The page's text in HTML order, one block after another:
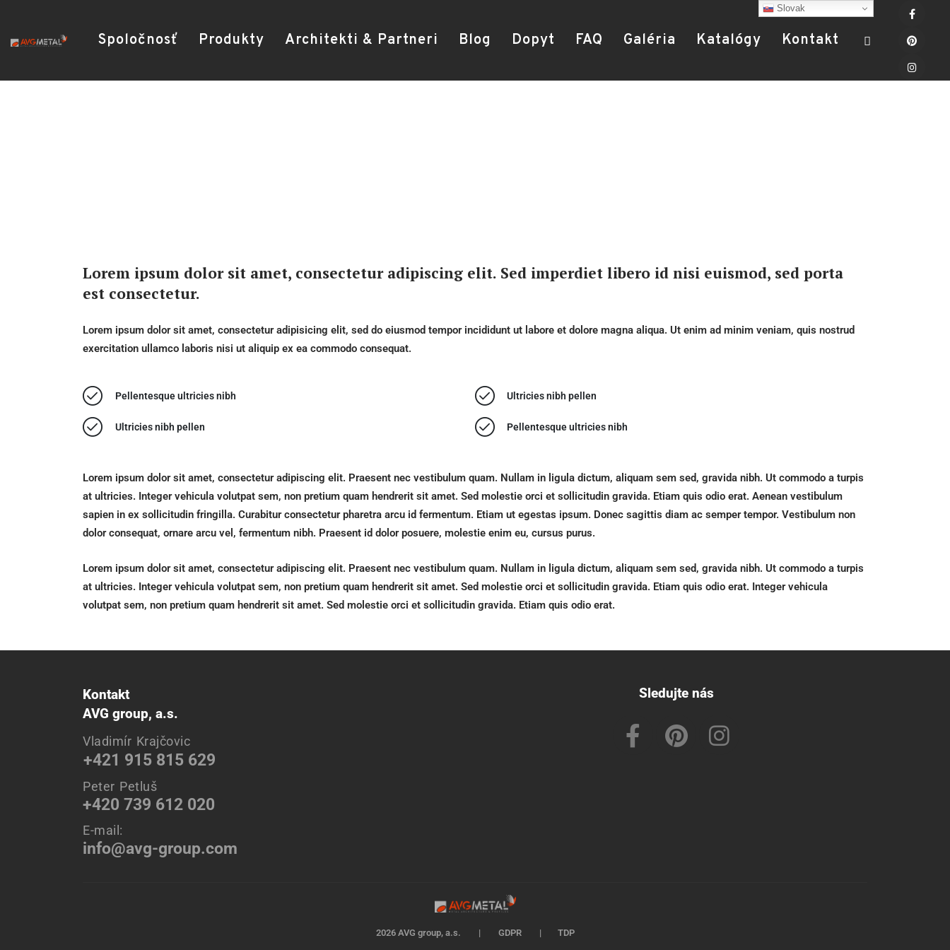
Spoločnosť Produkty Architekti & Partneri Blog Dopyt FAQ Galéria Katalógy Kontakt
Lorem ipsum dolor sit amet, consectetur adipiscing elit. Sed imperdiet libero id nisi euismod, sed porta
est consectetur.
Lorem ipsum dolor sit amet, consectetur adipisicing elit, sed do eiusmod tempor incididunt ut labore et dolore magna aliqua. Ut enim ad minim veniam, quis nostrud
exercitation ullamco laboris nisi ut aliquip ex ea commodo consequat.
Pellentesque ultricies nibh
Ultricies nibh pellen
Ultricies nibh pellen
Pellentesque ultricies nibh
Lorem ipsum dolor sit amet, consectetur adipiscing elit. Praesent nec vestibulum quam. Nullam in ligula dictum, aliquam sem sed, gravida nibh. Ut commodo a turpis
at ultricies. Integer vehicula volutpat sem, non pretium quam hendrerit sit amet. Sed molestie orci et sollicitudin gravida. Etiam quis odio erat. Aenean vestibulum
sapien in ex sollicitudin fringilla. Curabitur consectetur pharetra arcu id fermentum. Etiam ut egestas ipsum. Donec sagittis diam ac semper tempor. Vestibulum non
dolor consequat, ornare arcu vel, fermentum nibh. Praesent id dolor posuere, molestie enim eu, cursus purus.
Lorem ipsum dolor sit amet, consectetur adipiscing elit. Praesent nec vestibulum quam. Nullam in ligula dictum, aliquam sem sed, gravida nibh. Ut commodo a turpis
at ultricies. Integer vehicula volutpat sem, non pretium quam hendrerit sit amet. Sed molestie orci et sollicitudin gravida. Etiam quis odio erat. Integer vehicula
volutpat sem, non pretium quam hendrerit sit amet. Sed molestie orci et sollicitudin gravida. Etiam quis odio erat.
Kontakt
AVG group, a.s.
Vladimír Krajčovic
+421 915 815 629
Peter Petluš
+420 739 612 020
E-mail:
info@avg-group.com
Sledujte nás
2026 AVG group, a.s. | GDPR | TDP
Slovak